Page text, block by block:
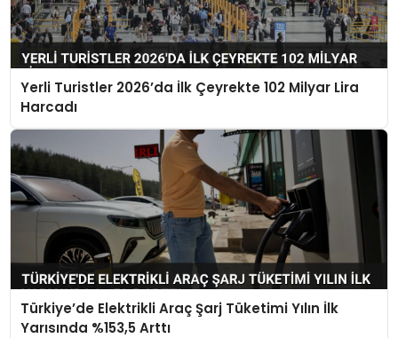
Yerli Turistler 2026’da İlk Çeyrekte 102 Milyar Lira
Harcadı
Türkiye’de Elektrikli Araç Şarj Tüketimi Yılın İlk
Yarısında %153,5 Arttı